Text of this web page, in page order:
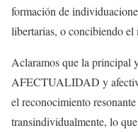
formación de
libertarias, o concibiendo
Aclaramos que la principal
AFECTUALIDAD y
el reconocimiento
transindividualmente, lo